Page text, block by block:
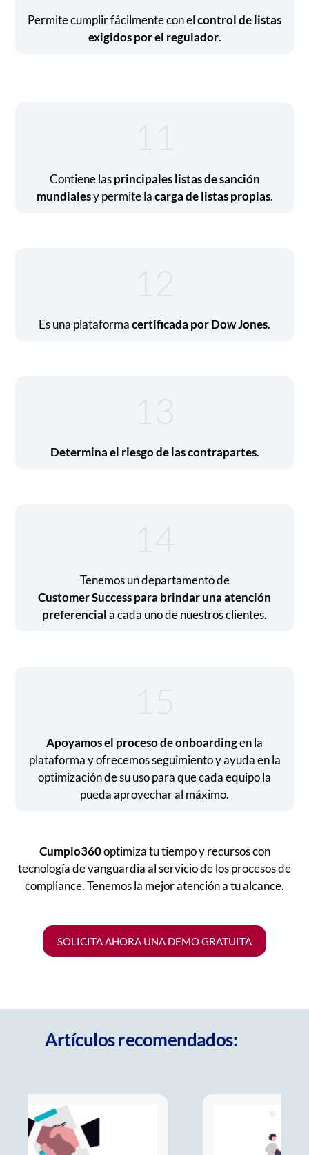
Permite cumplir fácilmente con elcontrol de listas
exigidos por el regulador.
11
Contiene lasprincipales listas de sanción
mundialesy permite lacarga de listas propias.
12
Es una plataformacertificada por Dow Jones.
13
Determina el riesgo de las contrapartes.
14
Tenemos un departamento de
Customer Success para brindar una atención
preferenciala cada uno de nuestros clientes.
15
Apoyamos el proceso de onboardingen la
plataforma y ofrecemos seguimiento y ayuda en la
optimización de su uso para que cada equipo la
pueda aprovechar al máximo.
Cumplo360optimiza tu tiempo y recursos con
tecnología de vanguardia al servicio de los procesos de
compliance. Tenemos la mejor atención a tu alcance.
SOLICITA AHORA UNA DEMO GRATUITA
Artículos recomendados: